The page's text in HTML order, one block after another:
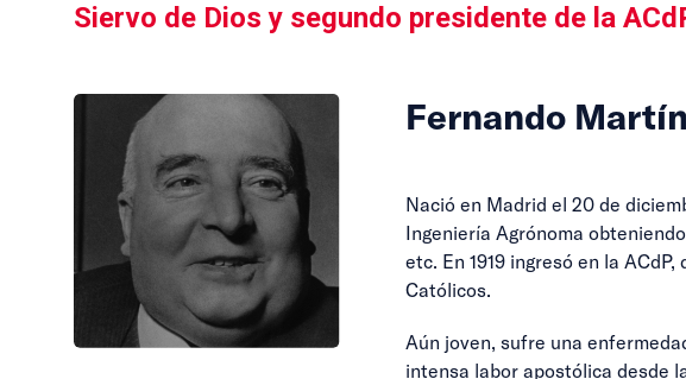
Siervo de Dios y segundo presidente de la
Fernando
Nació en Madrid el 20 de
Ingeniería Agrónoma
etc. En 1919 ingresó en la
Católicos.
Aún joven, sufre una
intensa labor apostólica desde